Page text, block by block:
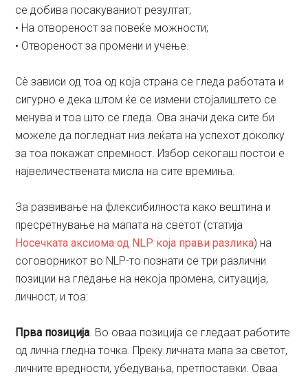
се добива посакуваниот резултат;
• На отвореност за повеќе можности;
• Отвореност за промени и учење.
Сè зависи од тоа од која страна се гледа работата и
сигурно е дека штом ќе се измени стојалиштето се
менува и тоа што се гледа. Ова значи дека сите би
можеле да погледнат низ леќата на успехот доколку
за тоа покажат спремност. Избор секогаш постои е
највеличествената мисла на сите времиња.
За развивање на флексибилноста како вештина и
пресретнување на мапата на светот (статија
Носечката аксиома од NLP која прави разлика) на
соговорникот во NLP-то познати се три различни
позиции на гледање на некоја промена, ситуација,
личност, и тоа:
Прва позиција. Во оваа позиција се гледаат работите
од лична гледна точка. Преку личната мапа за светот,
личните вредности, убедувања, претпоставки. Оваа